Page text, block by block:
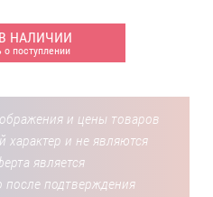
НАЛИЧИИ
поступлении
и цены товаров
и не являются
является
после подтверждения